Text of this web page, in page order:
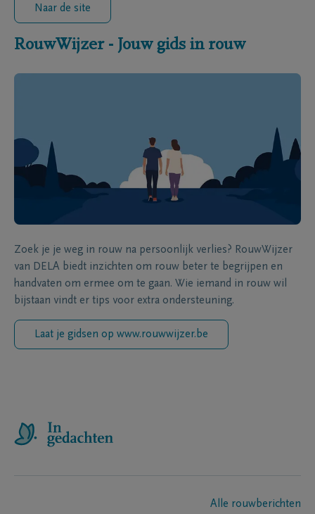
Naar de site
RouwWijzer - Jouw gids in rouw
Zoek je je weg in rouw na persoonlijk verlies? RouwWijzer
van DELA biedt inzichten om rouw beter te begrijpen en
handvaten om ermee om te gaan. Wie iemand in rouw wil
bijstaan vindt er tips voor extra ondersteuning.
Laat je gidsen op www.rouwwijzer.be
Alle rouwberichten